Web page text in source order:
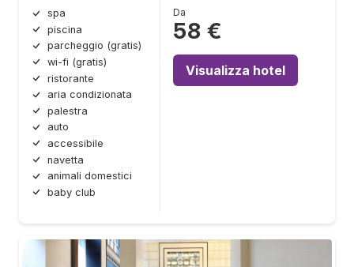
spa
piscina
parcheggio (gratis)
wi-fi (gratis)
ristorante
aria condizionata
palestra
auto
accessibile
navetta
animali domestici
baby club
Da
58 €
Visualizza hotel